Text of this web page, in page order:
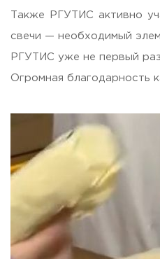
XXX-я Международная
Антимонопольный
Бесплатная
Филиал ФГБОУ ВО
ЗАКАЗАТЬ
Также РГУТИС активно
свечи — необходимый
РГУТИС уже не первый
Огромная благодарность